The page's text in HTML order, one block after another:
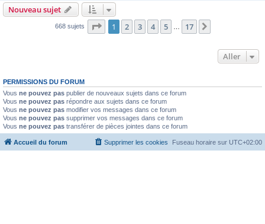
Nouveau sujet
668 sujets Page 1sur17
1 2 3 4 5 17
Aller
PERMISSIONS DU FORUM
Vous ne pouvez pas publier de nouveaux sujets dans ce forum
Vous ne pouvez pas répondre aux sujets dans ce forum
Vous ne pouvez pas modifier vos messages dans ce forum
Vous ne pouvez pas supprimer vos messages dans ce forum
Vous ne pouvez pas transférer de pièces jointes dans ce forum
Accueil du forum Fuseau horaire sur UTC+02:00
Supprimer les cookies